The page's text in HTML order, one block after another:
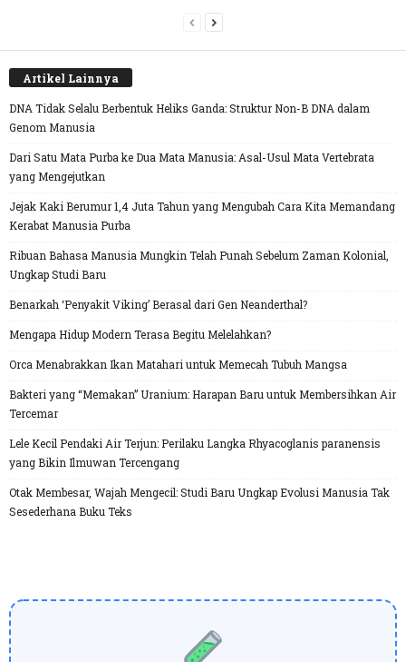
Artikel Lainnya
DNA Tidak Selalu Berbentuk Heliks Ganda: Struktur Non-B DNA dalam
Genom Manusia
Dari Satu Mata Purba ke Dua Mata Manusia: Asal-Usul Mata Vertebrata
yang Mengejutkan
Jejak Kaki Berumur 1,4 Juta Tahun yang Mengubah Cara Kita Memandang
Kerabat Manusia Purba
Ribuan Bahasa Manusia Mungkin Telah Punah Sebelum Zaman Kolonial,
Ungkap Studi Baru
Benarkah ‘Penyakit Viking’ Berasal dari Gen Neanderthal?
Mengapa Hidup Modern Terasa Begitu Melelahkan?
Orca Menabrakkan Ikan Matahari untuk Memecah Tubuh Mangsa
Bakteri yang “Memakan” Uranium: Harapan Baru untuk Membersihkan Air
Tercemar
Lele Kecil Pendaki Air Terjun: Perilaku Langka Rhyacoglanis paranensis
yang Bikin Ilmuwan Tercengang
Otak Membesar, Wajah Mengecil: Studi Baru Ungkap Evolusi Manusia Tak
Sesederhana Buku Teks